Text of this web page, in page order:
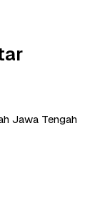
Jawa Tengah